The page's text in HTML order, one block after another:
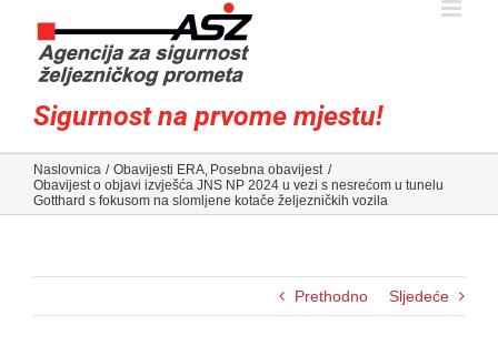
Sigurnost na prvome mjestu!
Naslovnica Obavijesti ERA Posebna obavijest
Obavijest o objavi izvješća JNS NP 2024 u vezi s nesrećom u tunelu
Gotthard s fokusom na slomljene kotače željezničkih vozila
Prethodno Sljedeće